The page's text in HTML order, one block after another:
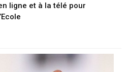
ligne et à la télé pour